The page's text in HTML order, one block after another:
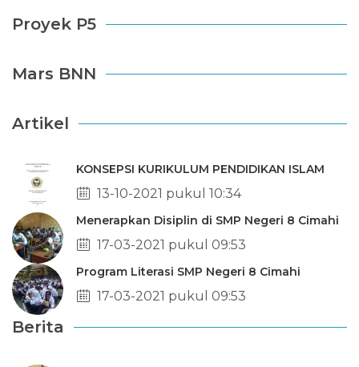
Proyek P5
Mars BNN
Artikel
KONSEPSI KURIKULUM PENDIDIKAN ISLAM
13-10-2021 pukul 10:34
Menerapkan Disiplin di SMP Negeri 8 Cimahi
17-03-2021 pukul 09:53
Program Literasi SMP Negeri 8 Cimahi
17-03-2021 pukul 09:53
Berita